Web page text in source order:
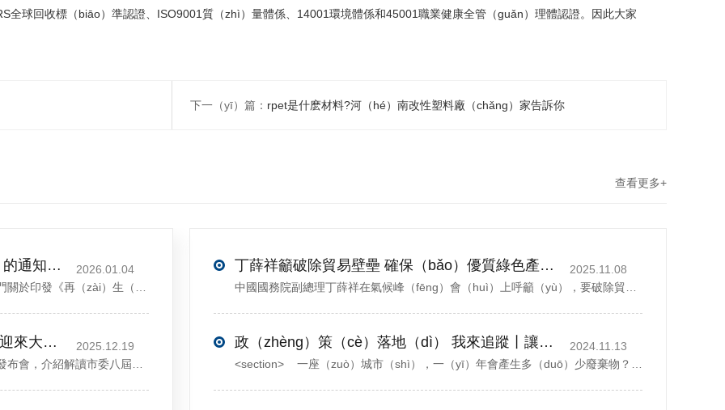
回收標（biāo）準認證、ISO9001質（zhì）量體係、14001環境體係和45001職業健康全管（guǎn）理體認證。因此大家
下一（yī）篇： rpet是什麽材料?河（hé）南改性塑料廠（chǎng）家告訴你
查看更多+
關於印發《再生材料應用推廣行動方案》的通知(發改（gǎi）環資〔2025〕1681號)
2026.01.04
打造產業“五城”，許昌這些領域（yù）將迎來大發展！
2025.12.19
丁薛祥籲破除貿易壁壘 確保（bǎo）優質綠色產品自由流通
2025.11.08
政（zhèng）策（cè）落地（dì） 我來追蹤丨讓（ràng）廢（fèi）棄物（wù）“循環（huán）”起來
2024.11.13